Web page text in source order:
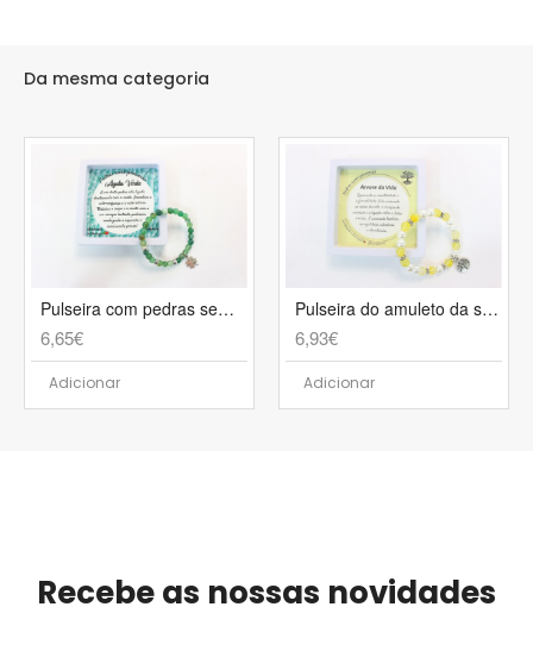
Da mesma categoria
Pulseira com pedras semipreciosas - Ref. 1239
6,65€
Adicionar
Pulseira do amuleto da sorte com caixa - Ref. 1245
6,93€
Adicionar
Recebe as nossas novidades